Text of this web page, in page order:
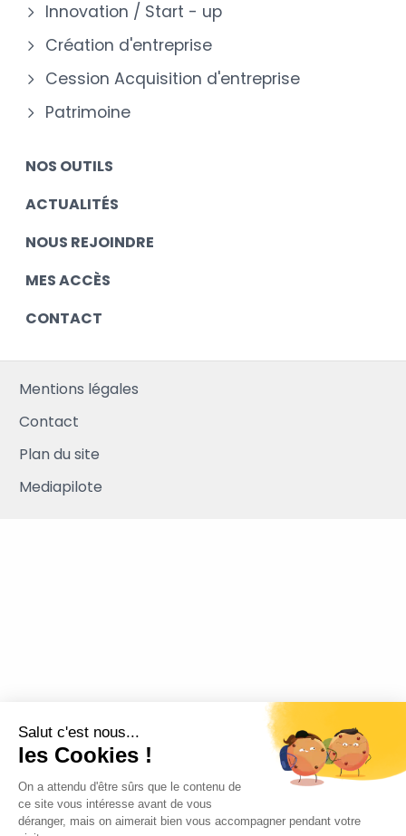
Innovation / Start - up
Création d'entreprise
Cession Acquisition d'entreprise
Patrimoine
NOS OUTILS
ACTUALITÉS
NOUS REJOINDRE
MES ACCÈS
CONTACT
Mentions légales
Contact
Plan du site
Mediapilote
Salut c'est nous...
les Cookies !
On a attendu d'être sûrs que le contenu de
ce site vous intéresse avant de vous
déranger, mais on aimerait bien vous accompagner pendant votre